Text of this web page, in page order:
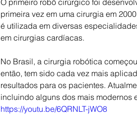
O primeiro robô cirúrgico foi
primeira vez em uma cirurgia em
é utilizada em diversas
em cirurgias cardíacas.
No Brasil, a cirurgia robótica
então, tem sido cada vez mais
resultados para os pacientes.
incluindo alguns dos mais modernos
https://youtu.be/6QRNLT-jWO8